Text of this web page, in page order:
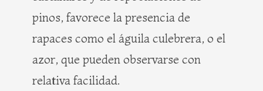
pinos, favorece la presencia de
rapaces como el águila culebrera, o el
azor, que pueden observarse con
relativa facilidad.